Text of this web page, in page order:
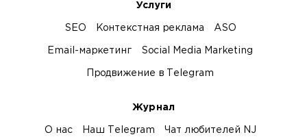
Услуги
SEO Контекстная реклама ASO
Email-маркетинг Social Media Marketing
Продвижение в Telegram
Журнал
О нас Наш Telegram Чат любителей NJ